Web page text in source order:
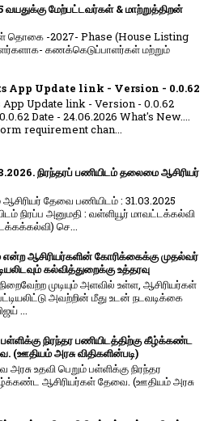
மேற்பட்டவர்கள் & மாற்றுத்திறன்
தொகை -2027- Phase (House Listing
கணக்கெடுப்பாளர்கள் மற்றும்
App Update link - Version - 0.0.62
App Update link - Version - 0.0.62
Date - 24.06.2026 What's New....
requirement chan...
நிரந்தரப் பணியிடம் தலைமை ஆசிரியர்
தேவை பணியிடம் : 31.03.2025
நிரப்ப அனுமதி : வள்ளியூர் மாவட்டக்கல்வி
செ...
என்ற ஆசிரியர்களின் கோரிக்கைக்கு முதல்வர்
கல்வித்துறைக்கு உத்தரவு
முடியும் அளவில் உள்ள, ஆசிரியர்கள்
அவற்றின் மீது உடன் நடவடிக்கை
...
பள்ளிக்கு நிரந்தர பணியிடத்திற்கு கீழ்க்கண்ட
(ஊதியம் அரசு விதிகளின்படி)
உதவி பெறும் பள்ளிக்கு நிரந்தர
ஆசிரியர்கள் தேவை. (ஊதியம் அரசு